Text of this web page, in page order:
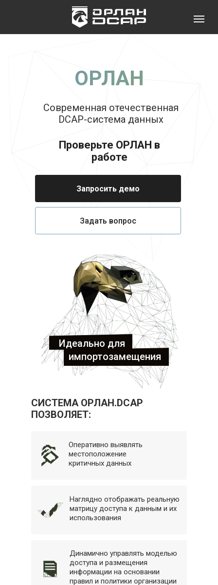
электронных вычислительных машин и баз
Идеально для
импортозамещения
ОРЛАН
Запросить демо
СИСТЕМА ОРЛАН.DCAP
ПОЗВОЛЯЕТ:
Оперативно выявлять
местоположение
критичных данных
Динамично управлять моделью
доступа и размещения
информации на основании
правил и политики организации
Наглядно отображать реальную
матрицу доступа к данным и их
использования
Современная отечественная
DCAP-система данных
Проверьте ОРЛАН в
работе
Задать вопрос